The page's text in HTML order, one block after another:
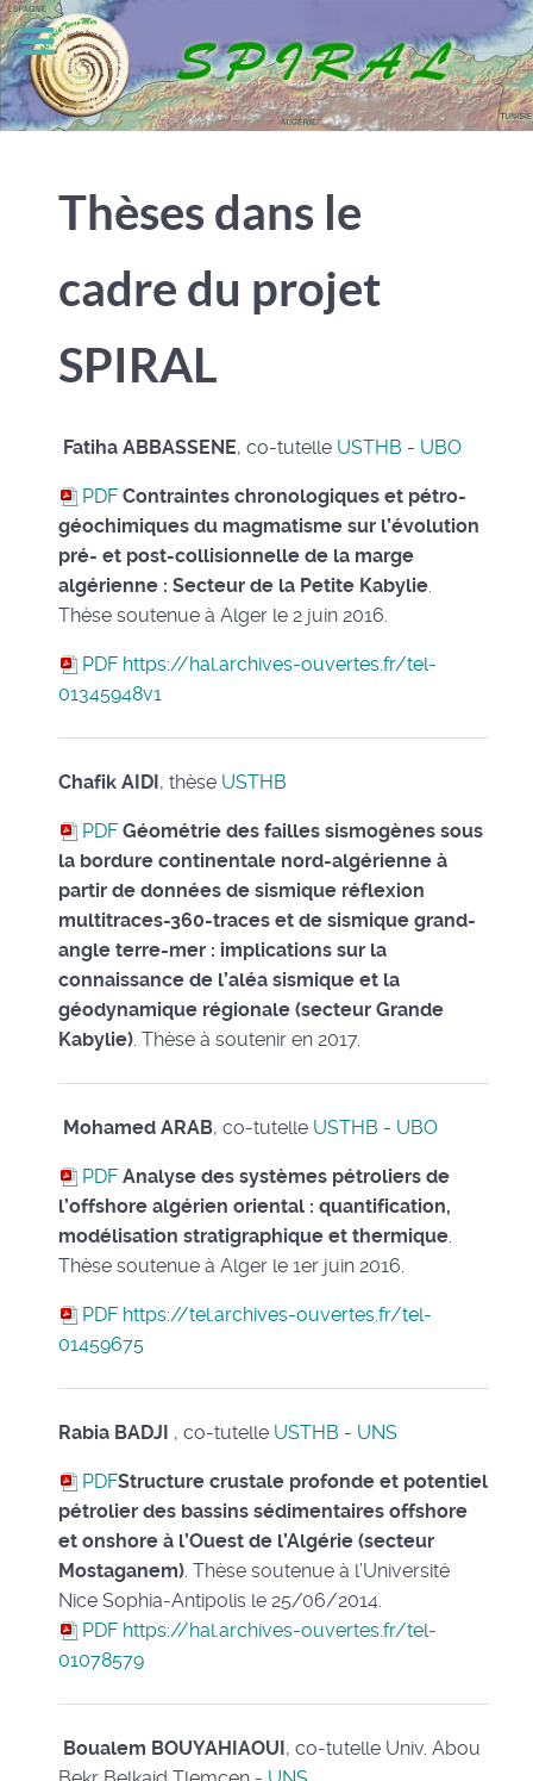
Thèses dans le
cadre du projet
SPIRAL
Fatiha ABBASSENE, co-tutelle USTHB - UBO
PDF Contraintes chronologiques et pétro-
géochimiques du magmatisme sur l’évolution
pré- et post-collisionnelle de la marge
algérienne : Secteur de la Petite Kabylie
Thèse soutenue à Alger le 2 juin 2016.
PDF https://hal.archives-ouvertes.fr/tel-
01345948v1
Chafik AIDI, thèse USTHB
PDF Géométrie des failles sismogènes sous
la bordure continentale nord-algérienne à
partir de données de sismique réflexion
multitraces-360-traces et de sismique grand-
angle terre-mer : implications sur la
connaissance de l’aléa sismique et la
géodynamique régionale (secteur Grande
Kabylie) . Thèse à soutenir en 2017.
Mohamed ARAB, co-tutelle USTHB - UBO
PDF Analyse des systèmes pétroliers de
l’offshore algérien oriental : quantification,
modélisation stratigraphique et thermique
Thèse soutenue à Alger le 1er juin 2016.
PDF https://tel.archives-ouvertes.fr/tel-
01459675
Rabia BADJI , co-tutelle USTHB - UNS
PDFStructure crustale profonde et potentiel
pétrolier des bassins sédimentaires offshore
et onshore à l’Ouest de l’Algérie (secteur
Mostaganem) . Thèse soutenue à l’Université
Nice Sophia-Antipolis le 25/06/2014.
PDF https://hal.archives-ouvertes.fr/tel-
01078579
Boualem BOUYAHIAOUI, co-tutelle Univ. Abou